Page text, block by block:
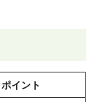
ポイント